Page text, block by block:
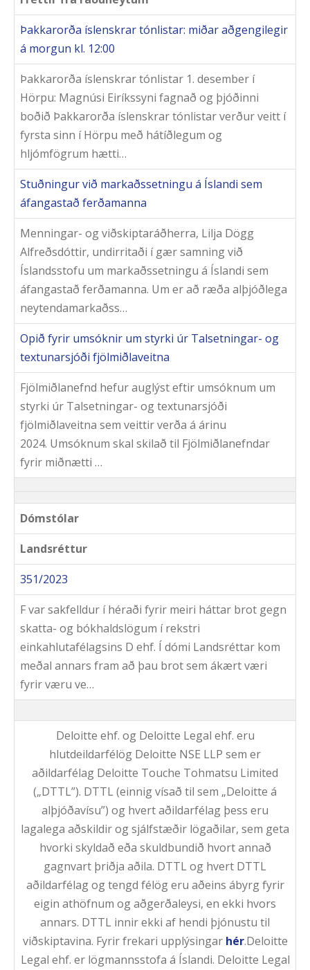
Þakkarorða íslenskrar tónlistar: miðar aðgengilegir
á morgun kl. 12:00
Þakkarorða íslenskrar tónlistar 1. desember í
Hörpu: Magnúsi Eiríkssyni fagnað og þjóðinni
boðið Þakkarorða íslenskrar tónlistar verður veitt í
fyrsta sinn í Hörpu með hátíðlegum og
hljómfögrum hætti…
Stuðningur við markaðssetningu á Íslandi sem
áfangastað ferðamanna
Menningar- og viðskiptaráðherra, Lilja Dögg
Alfreðsdóttir, undirritaði í gær samning við
Íslandsstofu um markaðssetningu á Íslandi sem
áfangastað ferðamanna. Um er að ræða alþjóðlega
neytendamarkaðss…
Opið fyrir umsóknir um styrki úr Talsetningar- og
textunarsjóði fjölmiðlaveitna
Fjölmiðlanefnd hefur auglýst eftir umsóknum um
styrki úr Talsetningar- og textunarsjóði
fjölmiðlaveitna sem veittir verða á árinu
2024. Umsóknum skal skilað til Fjölmiðlanefndar
fyrir miðnætti …
Dómstólar
Landsréttur
351/2023
F var sakfelldur í héraði fyrir meiri háttar brot gegn
skatta- og bókhaldslögum í rekstri
einkahlutafélagsins D ehf. Í dómi Landsréttar kom
meðal annars fram að þau brot sem ákært væri
fyrir væru ve…
Deloitte ehf. og Deloitte Legal ehf. eru
hlutdeildarfélög Deloitte NSE LLP sem er
aðildarfélag Deloitte Touche Tohmatsu Limited
(„DTTL”). DTTL (einnig vísað til sem „Deloitte á
alþjóðavísu”) og hvert aðildarfélag þess eru
lagalega aðskildir og sjálfstæðir lögaðilar, sem geta
hvorki skyldað eða skuldbundið hvort annað
gagnvart þriðja aðila. DTTL og hvert DTTL
aðildarfélag og tengd félög eru aðeins ábyrg fyrir
eigin athöfnum og aðgerðaleysi, en ekki hvors
annars. DTTL innir ekki af hendi þjónustu til
viðskiptavina. Fyrir frekari upplýsingar hér.Deloitte
Legal ehf. er lögmannsstofa á Íslandi. Deloitte Legal